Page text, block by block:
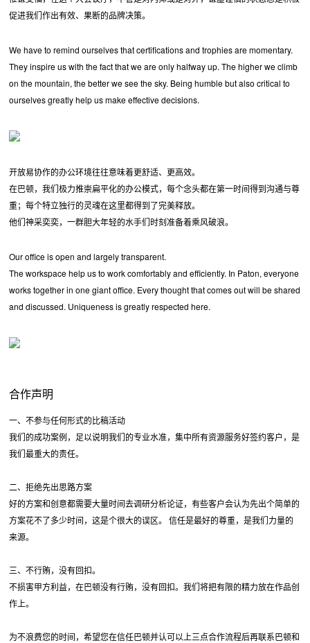
促进我们作出有效、果断的品牌决策。
We have to remind ourselves that certifications and trophies are momentary.
They inspire us with the fact that we are only halfway up. The higher we climb
on the mountain, the better we see the sky. Being humble but also critical to
ourselves greatly help us make effective decisions.
开放易协作的办公环境往往意味着更舒适、更高效。
在巴顿，我们极力推崇扁平化的办公模式，每个念头都在第一时间得到沟通与尊
重；每个特立独行的灵魂在这里都得到了完美释放。
他们神采奕奕，一群胆大年轻的水手们时刻准备着乘风破浪。
Our office is open and largely transparent.
The workspace help us to work comfortably and efficiently. In Paton, everyone
works together in one giant office. Every thought that comes out will be shared
and discussed. Uniqueness is greatly respected here.
合作声明
一、不参与任何形式的比稿活动
我们的成功案例，足以说明我们的专业水准，集中所有资源服务好签约客户，是
我们最重大的责任。
二、拒绝先出思路方案
好的方案和创意都需要大量时间去调研分析论证，有些客户会认为先出个简单的
方案花不了多少时间，这是个很大的误区。 信任是最好的尊重，是我们力量的
来源。
三、不行贿，没有回扣。
不损害甲方利益，在巴顿没有行贿，没有回扣。我们将把有限的精力放在作品创
作上。
为不浪费您的时间，希望您在信任巴顿并认可以上三点合作流程后再联系巴顿和